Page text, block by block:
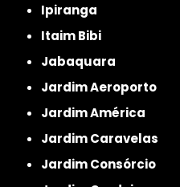
Ipiranga
Itaim Bibi
Jabaquara
Jardim Aeroporto
Jardim América
Jardim Caravelas
Jardim Consórcio